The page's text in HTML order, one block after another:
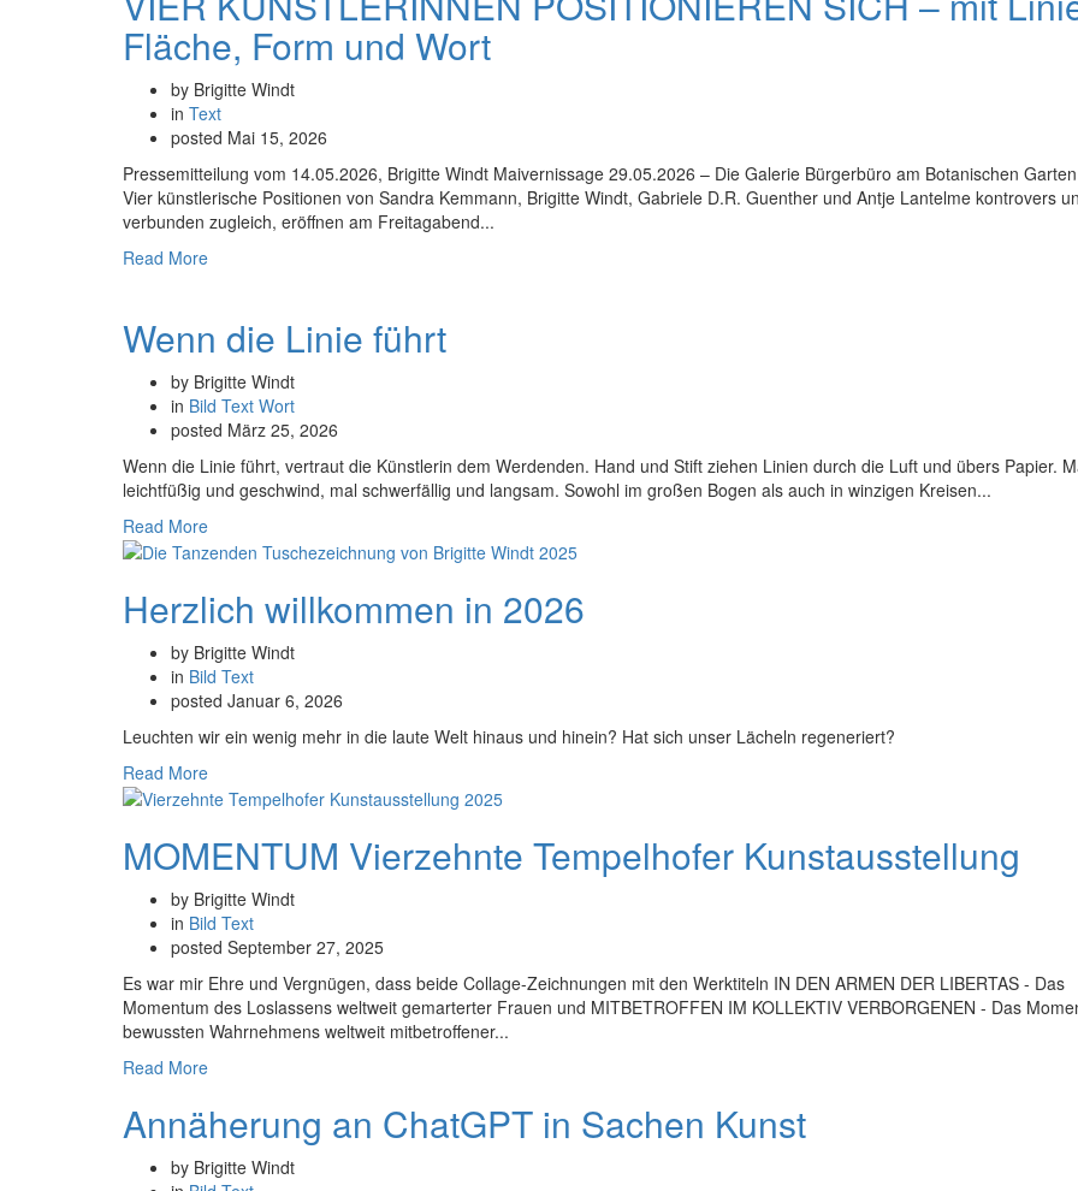
Fläche, Form und Wort
by Brigitte Windt
in Text
posted Mai 15, 2026
Pressemitteilung vom 14.05.2026, Brigitte Windt Maivernissage 29.05.2026 – Die Galerie Bürgerbüro am Botanischen
Vier künstlerische Positionen von Sandra Kemmann, Brigitte Windt, Gabriele D.R. Guenther und Antje Lantelme kontrovers
verbunden zugleich, eröffnen am Freitagabend...
Read More
Wenn die Linie führt
by Brigitte Windt
in Bild Text Wort
posted März 25, 2026
Wenn die Linie führt, vertraut die Künstlerin dem Werdenden. Hand und Stift ziehen Linien durch die Luft und übers Papier.
leichtfüßig und geschwind, mal schwerfällig und langsam. Sowohl im großen Bogen als auch in winzigen Kreisen...
Read More
Herzlich willkommen in 2026
by Brigitte Windt
in Bild Text
posted Januar 6, 2026
Leuchten wir ein wenig mehr in die laute Welt hinaus und hinein? Hat sich unser Lächeln regeneriert?
Read More
MOMENTUM Vierzehnte Tempelhofer Kunstausstellung
by Brigitte Windt
in Bild Text
posted September 27, 2025
Es war mir Ehre und Vergnügen, dass beide Collage-Zeichnungen mit den Werktiteln IN DEN ARMEN DER LIBERTAS - Das
Momentum des Loslassens weltweit gemarterter Frauen und MITBETROFFEN IM KOLLEKTIV VERBORGENEN - Das
bewussten Wahrnehmens weltweit mitbetroffener...
Read More
Annäherung an ChatGPT in Sachen Kunst
by Brigitte Windt